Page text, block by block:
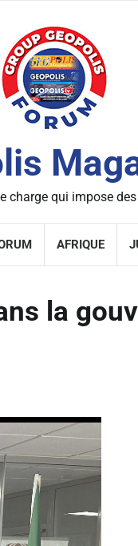
charge qui impose
AFRIQUE
la